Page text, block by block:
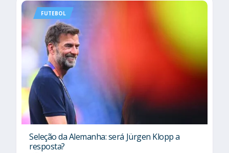
FUTEBOL
Seleção da Alemanha: será Jürgen Klopp a
resposta?